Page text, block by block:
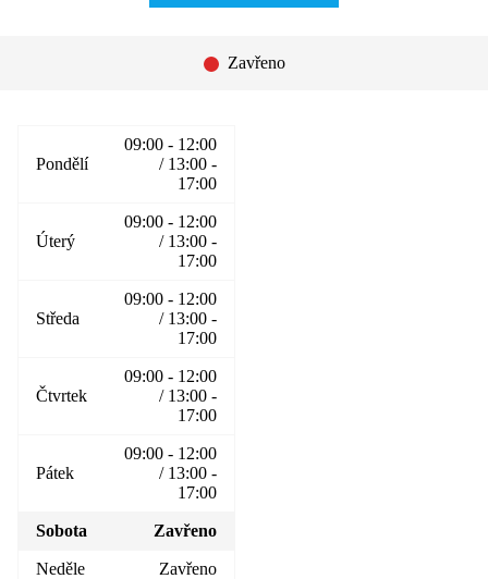
Zavřeno
Pondělí
09:00 - 12:00
/ 13:00 -
17:00
Úterý
09:00 - 12:00
/ 13:00 -
17:00
Středa
09:00 - 12:00
/ 13:00 -
17:00
Čtvrtek
09:00 - 12:00
/ 13:00 -
17:00
Pátek
09:00 - 12:00
/ 13:00 -
17:00
Sobota Zavřeno
Neděle Zavřeno